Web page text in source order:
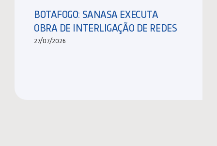
BOTAFOGO: SANASA EXECUTA
OBRA DE INTERLIGAÇÃO DE REDES
27/07/2026